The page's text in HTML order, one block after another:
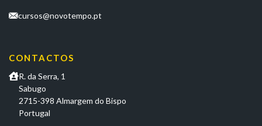
cursos@novotempo.pt
CONTACTOS
R. da Serra, 1
Sabugo
2715-398 Almargem do Bispo
Portugal